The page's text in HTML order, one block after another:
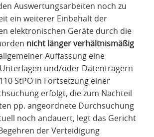
Auswertungsarbeiten noch zu
ein weiterer Einbehalt der
elektronischen Geräte durch die
nicht länger verhältnismäßig
Auffassung eine
und/oder Datenträgern
StPO in Fortsetzung einer
erfolgt, die zum Nachteil
pp. angeordnete Durchsuchung
noch andauert, legt das Gericht
der Verteidigung